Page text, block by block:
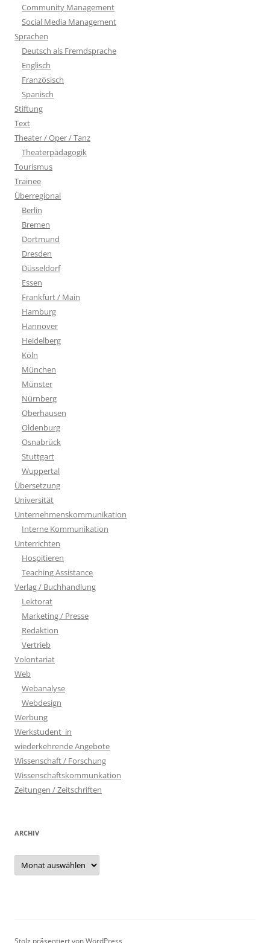
Community Management
Social Media Management
Sprachen
Deutsch als Fremdsprache
Englisch
Französisch
Spanisch
Stiftung
Text
Theater / Oper / Tanz
Theaterpädagogik
Tourismus
Trainee
Überregional
Berlin
Bremen
Dortmund
Dresden
Düsseldorf
Essen
Frankfurt / Main
Hamburg
Hannover
Heidelberg
Köln
München
Münster
Nürnberg
Oberhausen
Oldenburg
Osnabrück
Stuttgart
Wuppertal
Übersetzung
Universität
Unternehmenskommunikation
Interne Kommunikation
Unterrichten
Hospitieren
Teaching Assistance
Verlag / Buchhandlung
Lektorat
Marketing / Presse
Redaktion
Vertrieb
Volontariat
Web
Webanalyse
Webdesign
Werbung
Werkstudent_in
wiederkehrende Angebote
Wissenschaft / Forschung
Wissenschaftskommunkation
Zeitungen / Zeitschriften
ARCHIV
Archiv
Stolz präsentiert von WordPress